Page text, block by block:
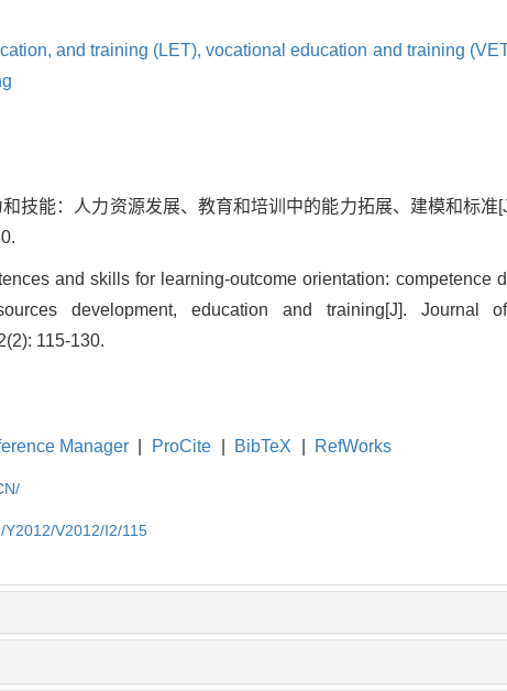
and training (LET),vocational education and training
技能：人力资源发展、教育和培训中的能力拓展、建模和标准
and skills for learning-outcome orientation: competence
development, education and training[J]. Journal
115-130.
Manager ProCite BibTeX RefWorks
V2012/I2/115